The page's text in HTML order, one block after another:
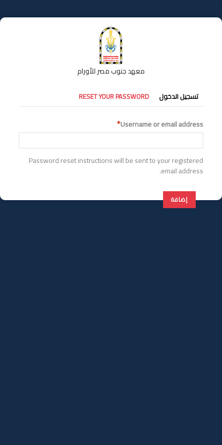
إلى
المحتوى
معهد جنوب مصر للأورام
التبويبات
الأساسية
تسجيل الدخول RESET YOUR PASSWORD
Username or email address
Password reset instructions will be sent to your registered
email address.